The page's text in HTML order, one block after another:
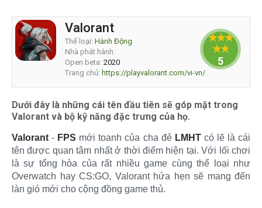
Valorant
Thể loại: Hành Động
Nhà phát hành:
Open beta: 2020
Trang chủ: https://playvalorant.com/vi-vn/
5
Dưới đây là những cái tên đầu tiên sẽ góp mặt trong
Valorant và bộ kỹ năng đặc trưng của họ.
Valorant - FPS mới toanh của cha đẻ LMHTcó lẽ là cái
tên được quan tâm nhất ở thời điểm hiện tại. Với lối chơi
là sự tổng hòa của rất nhiều game cùng thể loại như
Overwatch hay CS:GO, Valorant hứa hẹn sẽ mang đến
làn gió mới cho cộng đồng game thủ.